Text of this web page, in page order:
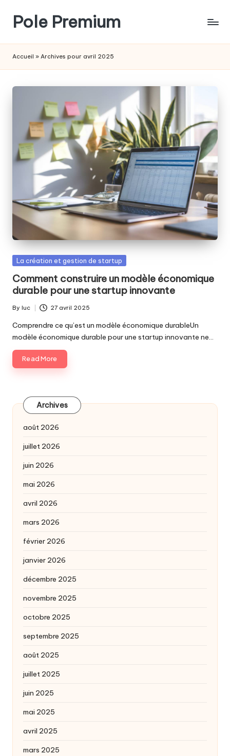
content
Pole Premium
des
français
Accueil » Archives pour avril 2025
Posted
La création et gestion de startup
Comment construire un modèle économique
durable pour une startup innovante
Posted
by
By luc 27 avril 2025
Comprendre ce qu’est un modèle économique durableUn
modèle économique durable pour une startup innovante ne…
Read More
Archives
août 2026
juillet 2026
juin 2026
mai 2026
avril 2026
mars 2026
février 2026
janvier 2026
décembre 2025
novembre 2025
octobre 2025
septembre 2025
août 2025
juillet 2025
juin 2025
mai 2025
avril 2025
mars 2025